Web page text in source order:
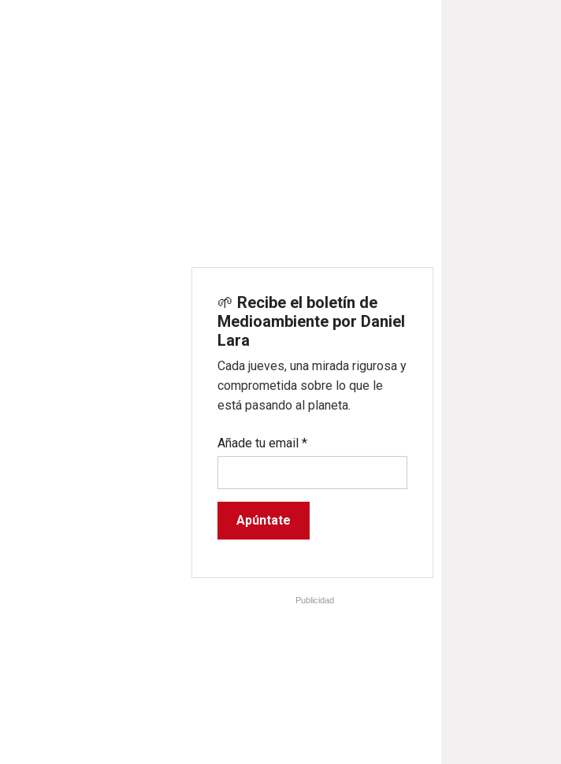
🌱 Recibe el boletín de
Medioambiente por Daniel
Lara
Cada jueves, una mirada rigurosa y
comprometida sobre lo que le
está pasando al planeta.
Añade tu email*
Publicidad